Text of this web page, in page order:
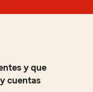
y que
cuentas